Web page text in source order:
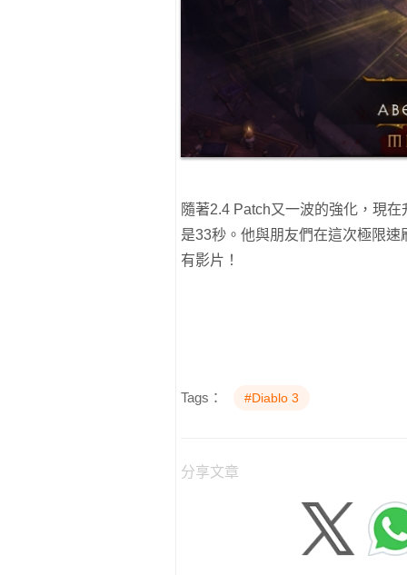
隨著2.4 Patch又一波的強化，現
是33秒。他與朋友們在這次極限
有影片！
Tags： #Diablo 3
分享文章